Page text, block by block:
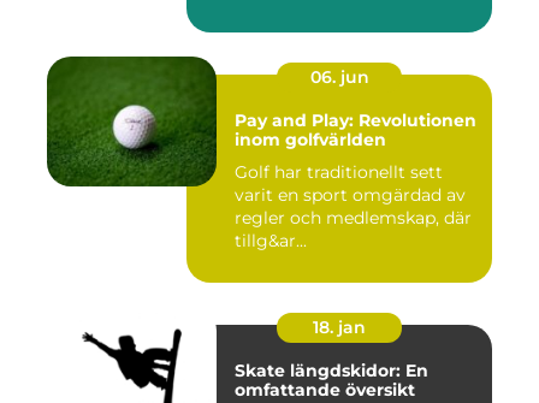
06. jun
Pay and Play: Revolutionen
inom golfvärlden
Golf har traditionellt sett
varit en sport omgärdad av
regler och medlemskap, där
tillg&ar...
18. jan
Skate längdskidor: En
omfattande översikt